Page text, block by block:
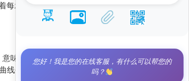
每承担一单位风险，策略能带来超过
意味着平均每笔盈利交易是亏损交易的
线平滑度。
您好！我是您的在线客服，有什么可以帮您的
吗？